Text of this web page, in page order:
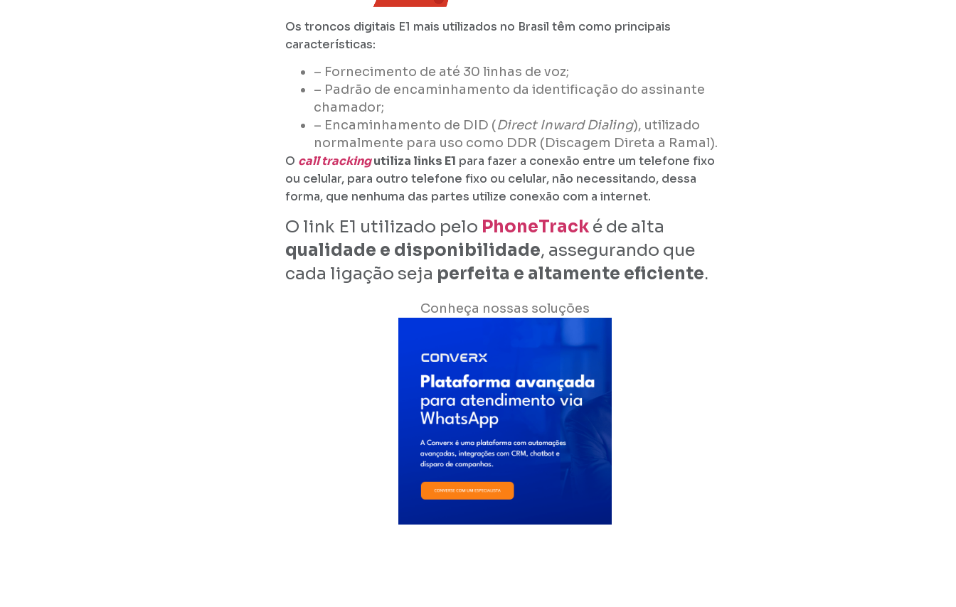
Os troncos digitais E1 mais utilizados no Brasil têm como principais
características:
– Fornecimento de até 30 linhas de voz;
– Padrão de encaminhamento da identificação do assinante
chamador;
– Encaminhamento de DID (Direct Inward Dialing), utilizado
normalmente para uso como DDR (Discagem Direta a Ramal).
O call trackingutiliza links E1 para fazer a conexão entre um telefone fixo
ou celular, para outro telefone fixo ou celular, não necessitando, dessa
forma, que nenhuma das partes utilize conexão com a internet.
O link E1 utilizado pelo PhoneTracké de alta
qualidade e disponibilidade, assegurando que
cada ligação seja perfeita e altamente eficiente.
Conheça nossas soluções